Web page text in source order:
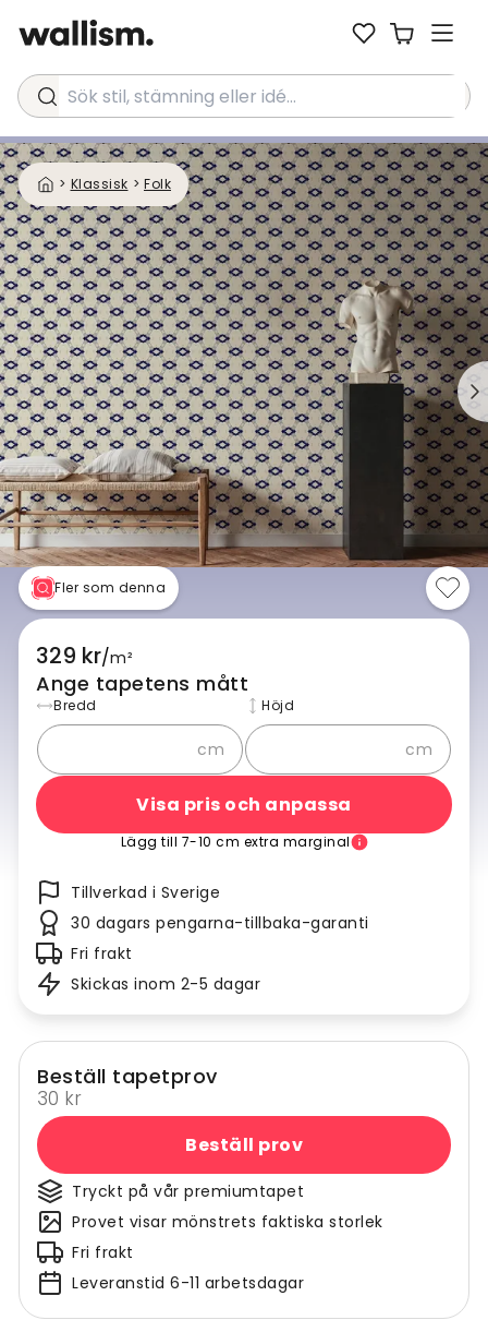
Sök stil, stämning eller idé...
> Klassisk > Folk
Fler som denna
329 kr/m²
Ange tapetens mått
Bredd
cm
Höjd
cm
Visa pris och anpassa
Lägg till 7-10 cm extra marginal
Tillverkad i Sverige
30 dagars pengarna-tillbaka-garanti
Fri frakt
Skickas inom 2-5 dagar
Beställ tapetprov
30 kr
Beställ prov
Tryckt på vår premiumtapet
Provet visar mönstrets faktiska storlek
Fri frakt
Leveranstid 6-11 arbetsdagar